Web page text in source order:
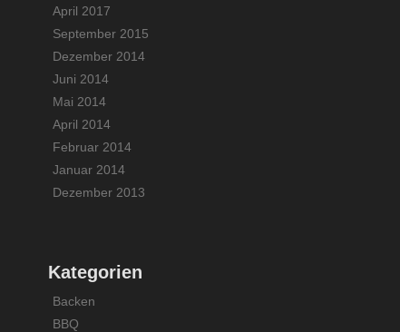
April 2017
September 2015
Dezember 2014
Juni 2014
Mai 2014
April 2014
Februar 2014
Januar 2014
Dezember 2013
Kategorien
Backen
BBQ